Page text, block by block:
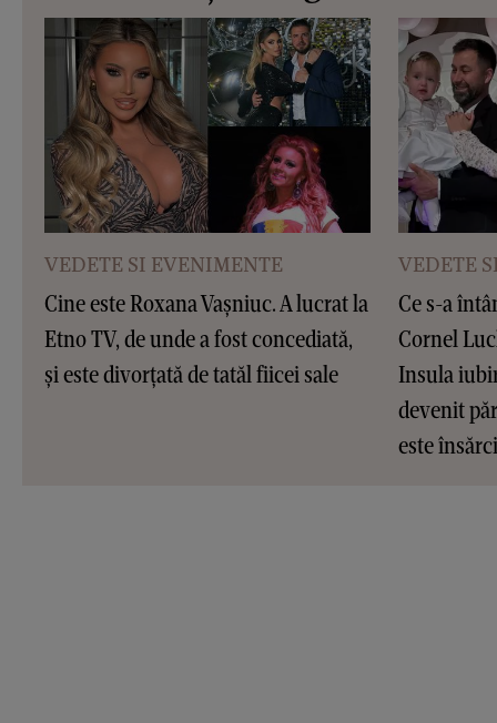
VEDETE SI EVENIMENTE
Cine este Roxana Vașniuc. A lucrat la
Etno TV, de unde a fost concediată,
și este divorțată de tatăl fiicei sale
VEDETE
Ce s-a
Cornel
Insula
devenit
este